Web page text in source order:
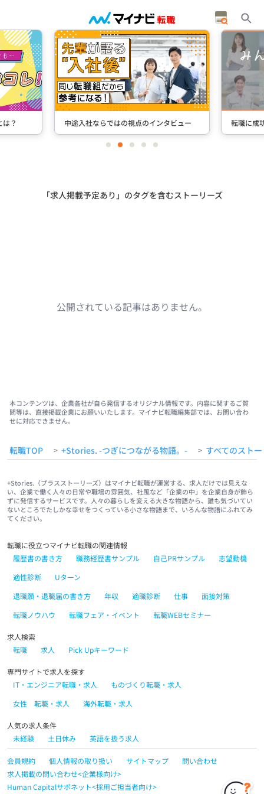
？ 中途入社ならではの視点のインタビュー 転職に成
itemitemitemitemitem
「求人掲載予定あり」のタグを含むストーリーズ
公開されている記事はありません。
本コンテンツは、企業各社が自ら発信するオリジナル情報です。内容に関するご質
問等は、直接掲載企業にお願いいたします。マイナビ転職編集部では、お問い合わ
せに対応できません。
転職TOP > +Stories. -つぎにつながる物語。- > すべてのスト
+Stories.（プラスストーリーズ）はマイナビ転職が運営する、求人だけでは見えな
い、企業で働く人々の日常や職場の雰囲気、社風など「企業の中」を企業自身が飾ら
ずに発信するサービスです。人々の暮らしを変える大きな物語から、誰も気づいてい
ないところでたしかな幸せをつくっている小さな物語まで、いろんな物語にふれてみ
てください。
転職に役立つマイナビ転職の関連情報
履歴書の書き方
職務経歴書サンプル 自己PRサンプル
志望動機
適性診断
Uターン
退職願・退職届の書き方
年収 適職診断 仕事
面接対策
転職ノウハウ
転職フェア・イベント 転職WEBセミナー
求人検索
転職
求人 Pick Upキーワード
専門サイトで求人を探す
IT・エンジニア転職・求人
ものづくり転職・求人
女性 転職・求人
海外転職・求人
人気の求人条件
未経験
土日休み 英語を扱う求人
会員規約 個人情報の取り扱い サイトマップ
問い合わせ
求人掲載の問い合わせ<企業様向け>
Human Capitalサポネット<採用ご担当者向け>